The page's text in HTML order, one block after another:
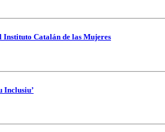
Catalán de las Mujeres
Inclusiu’